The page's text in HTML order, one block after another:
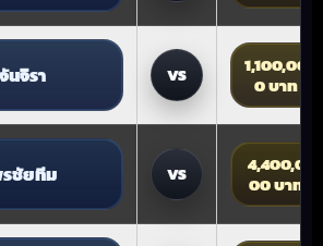
นจิรา VS
1,100,00
0 บาท
ชัยทีม VS
4,400,0
00 บาท